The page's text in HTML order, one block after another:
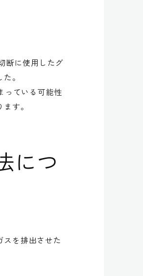
断に使用したグ
。
っている可能性
す。
につ
を排出させた